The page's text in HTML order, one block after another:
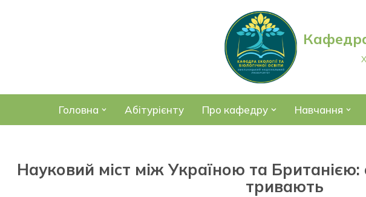
Кафедра
Головна Абітурієнту Про кафедру Навчання
Науковий міст між Україною та Британією:
тривають